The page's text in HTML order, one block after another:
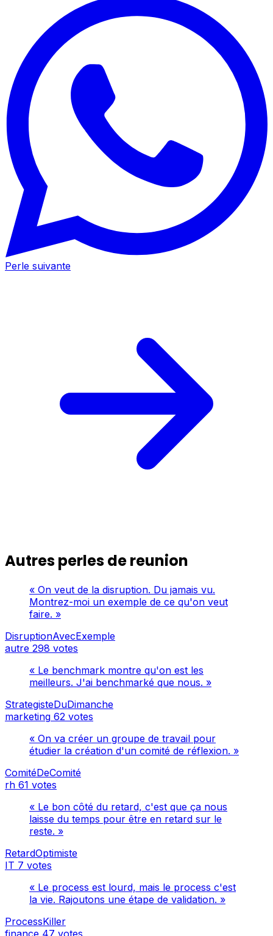
Perle suivante
Autres perles de reunion
« On veut de la disruption. Du jamais vu.
Montrez-moi un exemple de ce qu'on veut
faire. »
DisruptionAvecExemple
autre 298 votes
« Le benchmark montre qu'on est les
meilleurs. J'ai benchmarké que nous. »
StrategisteDuDimanche
marketing 62 votes
« On va créer un groupe de travail pour
étudier la création d'un comité de réflexion. »
ComitéDeComité
rh 61 votes
« Le bon côté du retard, c'est que ça nous
laisse du temps pour être en retard sur le
reste. »
RetardOptimiste
IT 7 votes
« Le process est lourd, mais le process c'est
la vie. Rajoutons une étape de validation. »
ProcessKiller
finance 47 votes